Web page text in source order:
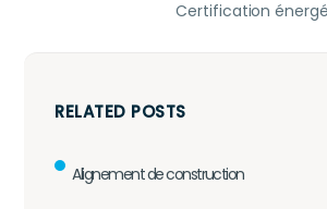
Certification
RELATED POSTS
Alignement de construction